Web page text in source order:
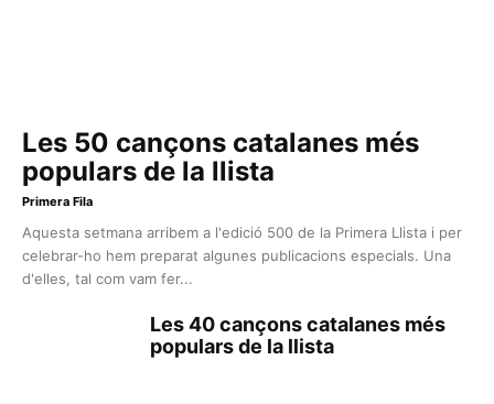
Les 50 cançons catalanes més
populars de la llista
Primera Fila
Aquesta setmana arribem a l'edició 500 de la Primera Llista i per
celebrar-ho hem preparat algunes publicacions especials. Una
d'elles, tal com vam fer...
Les 40 cançons catalanes més
populars de la llista